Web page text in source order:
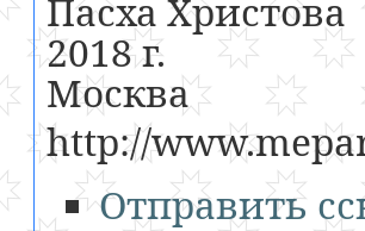
Пасха Христова
2018 г.
Москва
http://
Отправить